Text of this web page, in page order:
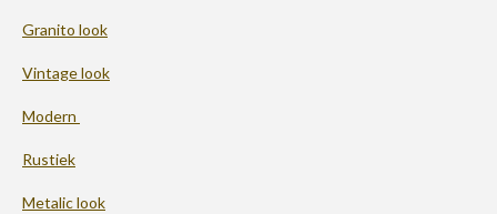
Granito look
Vintage look
Modern
Rustiek
Metalic look